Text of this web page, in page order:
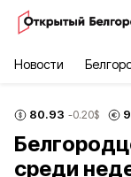
Новости
80.93 -0.20$
среди